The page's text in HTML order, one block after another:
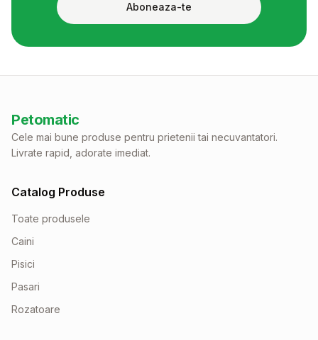
Aboneaza-te
Petomatic
Cele mai bune produse pentru prietenii tai necuvantatori.
Livrate rapid, adorate imediat.
Catalog Produse
Toate produsele
Caini
Pisici
Pasari
Rozatoare